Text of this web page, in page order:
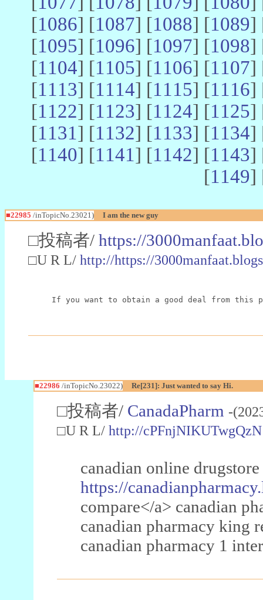
[1086] [1087] [1088] [1089]
[1095] [1096] [1097] [1098]
[1104] [1105] [1106] [1107]
[1113] [1114] [1115] [1116]
[1122] [1123] [1124] [1125]
[1131] [1132] [1133] [1134]
[1140] [1141] [1142] [1143]
[1149]
■22985 /inTopicNo.23021) I am the new guy
□投稿者/ https://
□U R L/ http://https://
If you want to obtain a good deal from this
■22986 /inTopicNo.23022) Re[231]: Just wanted to say Hi.
□投稿者/ CanadaPharm -
□U R L/ http://cPFnjNIKUTwgQzN
canadian online
https://
compare</a> canadian
canadian pharmacy king
canadian pharmacy 1